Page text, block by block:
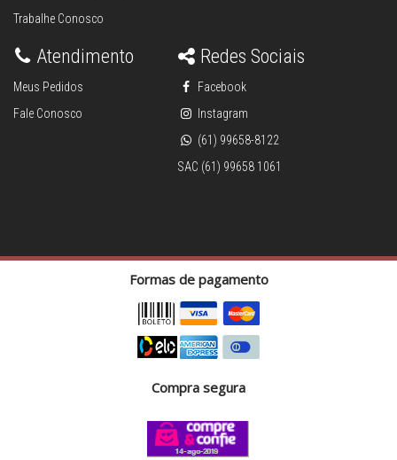
Trabalhe Conosco
Atendimento
Meus Pedidos
Fale Conosco
Redes Sociais
Facebook
Instagram
(61) 99658-8122
SAC (61) 99658 1061
Formas de pagamento
Compra segura